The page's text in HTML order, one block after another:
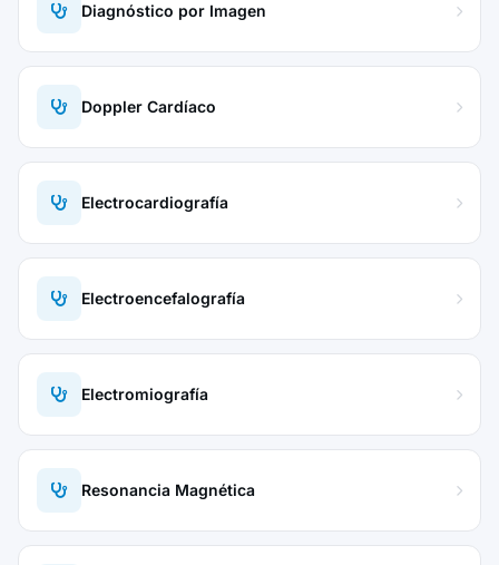
Diagnóstico por Imagen
Doppler Cardíaco
Electrocardiografía
Electroencefalografía
Electromiografía
Resonancia Magnética